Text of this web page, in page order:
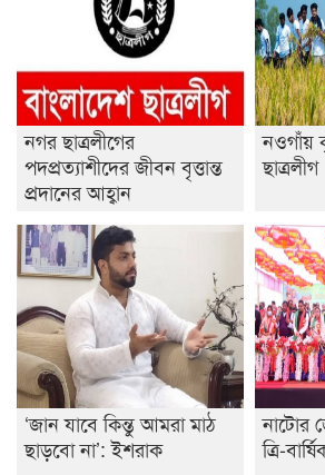
শেষ সময়ে ভোট কারচুরি অভিযোগ
নগর ছাত্রলীগের
পদপ্রত্যাশীদের জীবন বৃত্তান্ত
প্রদানের আহ্বান
নওগাঁয়
ছাত্রলীগ
‘জান যাবে কিন্তু আমরা মাঠ
ছাড়বো না’: ইশরাক
নাটোর
ত্রি-